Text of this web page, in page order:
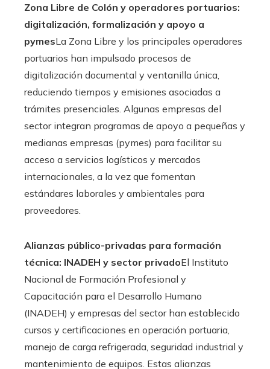
Zona Libre de Colón y operadores portuarios:
digitalización, formalización y apoyo a
pymesLa Zona Libre y los principales operadores
portuarios han impulsado procesos de
digitalización documental y ventanilla única,
reduciendo tiempos y emisiones asociadas a
trámites presenciales. Algunas empresas del
sector integran programas de apoyo a pequeñas y
medianas empresas (pymes) para facilitar su
acceso a servicios logísticos y mercados
internacionales, a la vez que fomentan
estándares laborales y ambientales para
proveedores.
Alianzas público-privadas para formación
técnica: INADEH y sector privadoEl Instituto
Nacional de Formación Profesional y
Capacitación para el Desarrollo Humano
(INADEH) y empresas del sector han establecido
cursos y certificaciones en operación portuaria,
manejo de carga refrigerada, seguridad industrial y
mantenimiento de equipos. Estas alianzas